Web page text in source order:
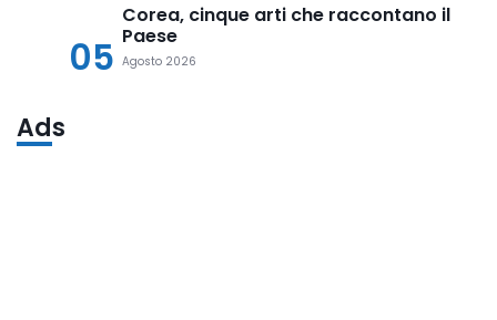
05
Corea, cinque arti che raccontano il
Paese
Agosto 2026
Ads